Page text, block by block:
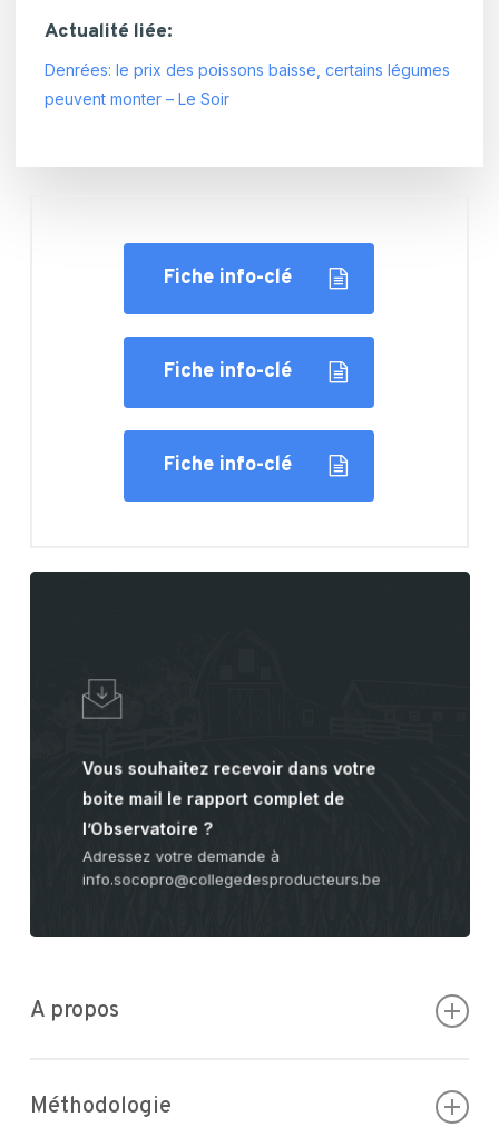
Actualité liée:
Denrées: le prix des poissons baisse, certains légumes
peuvent monter – Le Soir
Fiche info-clé
Fiche info-clé
Fiche info-clé
Vous souhaitez recevoir dans votre
boite mail le rapport complet de
l’Observatoire ?
Adressez votre demande à
info.socopro@collegedesproducteurs.be
A propos
Les éléments présentés dans le document sont établis sur
base
Méthodologie